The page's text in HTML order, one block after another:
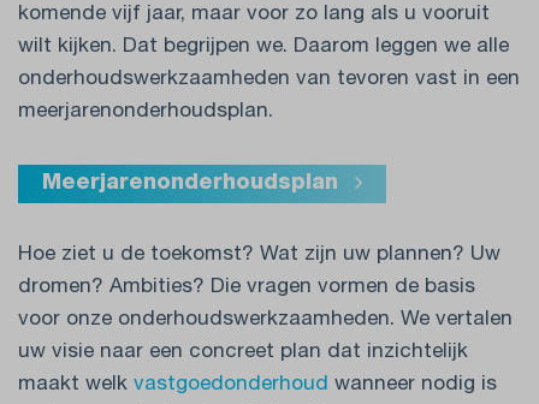
komende vijf jaar, maar voor zo lang als u vooruit
wilt kijken. Dat begrijpen we. Daarom leggen we alle
onderhoudswerkzaamheden van tevoren vast in een
meerjarenonderhoudsplan.
Meerjarenonderhoudsplan
Hoe ziet u de toekomst? Wat zijn uw plannen? Uw
dromen? Ambities? Die vragen vormen de basis
voor onze onderhoudswerkzaamheden. We vertalen
uw visie naar een concreet plan dat inzichtelijk
maakt welk vastgoedonderhoud wanneer nodig is